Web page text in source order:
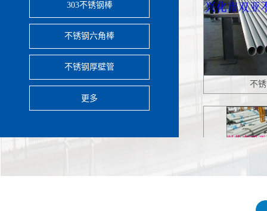
303不锈钢棒
不锈钢六角棒
不锈钢厚壁管
更多